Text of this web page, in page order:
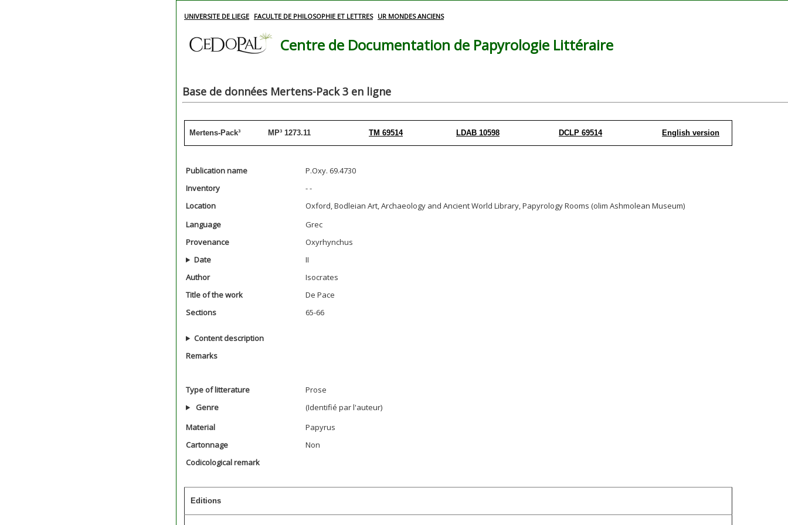
UNIVERSITE DE LIEGE FACULTE DE PHILOSOPHIE ET LETTRES UR MONDES ANCIENS
Centre de Documentation de Papyrologie Littéraire
Base de données Mertens-Pack 3 en ligne
Mertens-Pack³ MP³ 1273.11 TM 69514 LDAB 10598 DCLP 69514 English version
Publication name
P.Oxy. 69.4730
Inventory
- -
Location
Oxford, Bodleian Art, Archaeology and Ancient World Library, Papyrology Rooms (olim Ashmolean Museum)
Language
Grec
Provenance
Oxyrhynchus
Date
II
Author
Isocrates
Title of the work
De Pace
Sections
65-66
Content description
Remarks
Type of litterature
Prose
Genre
(Identifié par l'auteur)
Material
Papyrus
Cartonnage
Non
Codicological remark
Editions